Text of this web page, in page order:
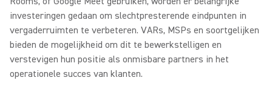
investeringen gedaan om slechtpresterende eindpunten in
vergaderruimten te verbeteren. VARs, MSPs en soortgelijken
bieden de mogelijkheid om dit te bewerkstelligen en
verstevigen hun positie als onmisbare partners in het
operationele succes van klanten.